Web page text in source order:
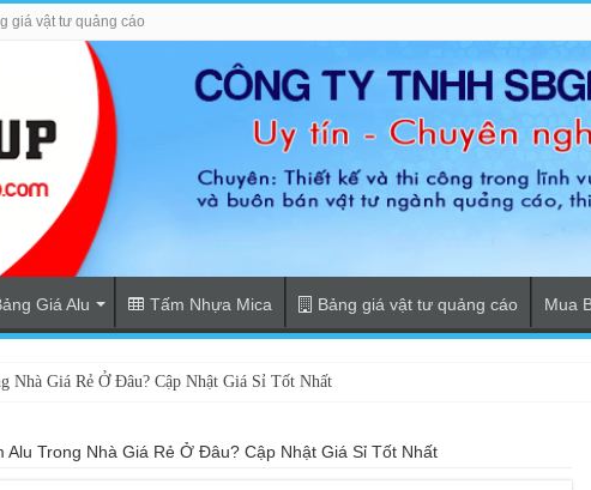
giá vật tư quảng cáo
Giá Alu Tấm Nhựa Mica Bảng giá vật tư quảng cáo Mua
Nhà Giá Rẻ Ở Đâu? Cập Nhật Giá Sỉ Tốt Nhất
Alu Trong Nhà Giá Rẻ Ở Đâu? Cập Nhật Giá Sỉ Tốt Nhất